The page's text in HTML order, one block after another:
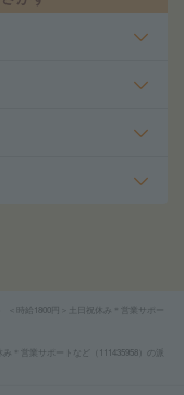
＜時給1800円＞土日祝休み＊営業サポー
み＊営業サポートなど（111435958）の派